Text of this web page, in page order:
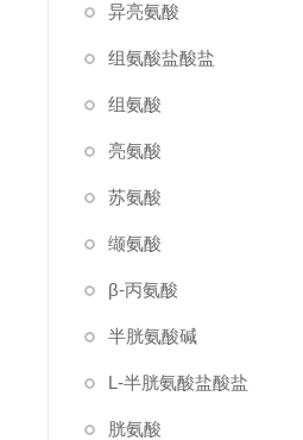
异亮氨酸
组氨酸盐酸盐
组氨酸
亮氨酸
苏氨酸
缬氨酸
β-丙氨酸
半胱氨酸碱
L-半胱氨酸盐酸盐
胱氨酸